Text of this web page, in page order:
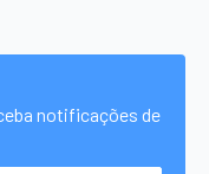
notificações de